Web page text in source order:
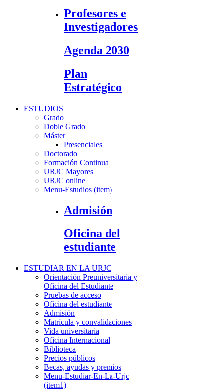
Profesores e
Investigadores
Agenda 2030
Plan
Estratégico
ESTUDIOS
Grado
Doble Grado
Máster
Presenciales
Doctorado
Formación Continua
URJC Mayores
URJC online
Menu-Estudios (item)
Admisión
Oficina del
estudiante
ESTUDIAR EN LA URJC
Orientación Preuniversitaria y
Oficina del Estudiante
Pruebas de acceso
Oficina del estudiante
Admisión
Matrícula y convalidaciones
Vida universitaria
Oficina Internacional
Biblioteca
Precios públicos
Becas, ayudas y premios
Menu-Estudiar-En-La-Urjc
(item1)